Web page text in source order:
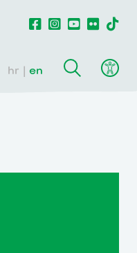
hr en